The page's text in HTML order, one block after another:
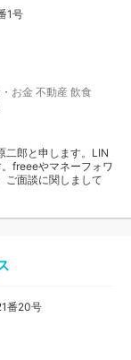
1号
お金 不動産 飲食
二郎と申します。LIN
freeeやマネーフォワ
ご面談に関しまして
番20号